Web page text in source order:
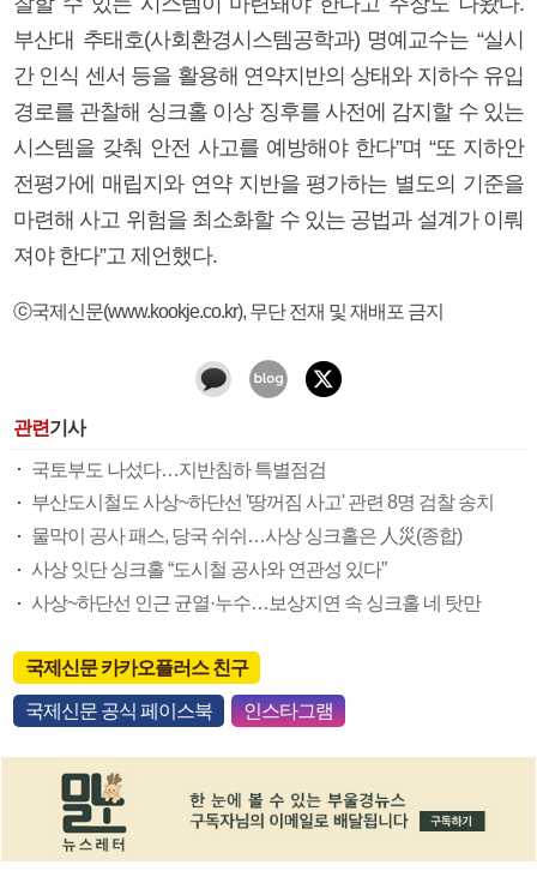
부산대 추태호(사회환경시스템공학과) 명예교수는 “실시
간 인식 센서 등을 활용해 연약지반의 상태와 지하수 유입
경로를 관찰해 싱크홀 이상 징후를 사전에 감지할 수 있는
시스템을 갖춰 안전 사고를 예방해야 한다”며 “또 지하안
전평가에 매립지와 연약 지반을 평가하는 별도의 기준을
마련해 사고 위험을 최소화할 수 있는 공법과 설계가 이뤄
져야 한다”고 제언했다.
ⓒ국제신문(www.kookje.co.kr), 무단 전재 및 재배포 금지
관련기사
국토부도 나섰다…지반침하 특별점검
부산도시철도 사상~하단선 '땅꺼짐 사고' 관련 8명 검찰 송치
물막이 공사 패스, 당국 쉬쉬…사상 싱크홀은 人災(종합)
사상 잇단 싱크홀 “도시철 공사와 연관성 있다”
사상~하단선 인근 균열·누수…보상지연 속 싱크홀 네 탓만
국제신문 카카오플러스 친구
국제신문 공식 페이스북 인스타그램